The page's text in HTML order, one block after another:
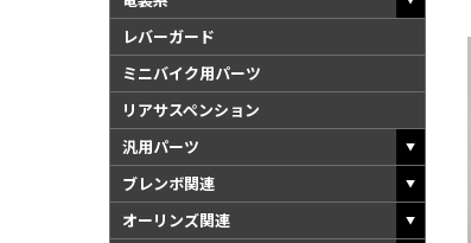
レバーガード
ミニバイク用パーツ
リアサスペンション
汎用パーツ
ブレンボ関連
オーリンズ関連